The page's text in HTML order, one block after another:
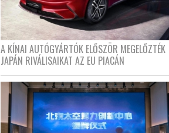
A KÍNAI AUTÓGYÁRTÓK ELŐSZÖR MEGELŐZTÉK
JAPÁN RIVÁLISAIKAT AZ EU PIACÁN